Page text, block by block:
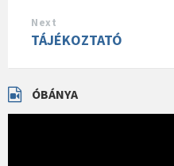
Next
TÁJÉKOZTATÓ
ÓBÁNYA